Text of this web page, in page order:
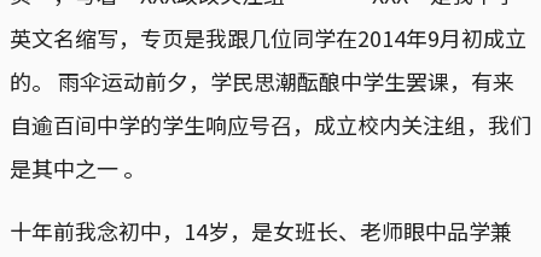
英文名缩写，专页是我跟几位同学在2014年9月初成立
的。 雨伞运动前夕，学民思潮酝酿中学生罢课，有来
自逾百间中学的学生响应号召，成立校内关注组，我们
是其中之一 。
十年前我念初中，14岁，是女班长、老师眼中品学兼